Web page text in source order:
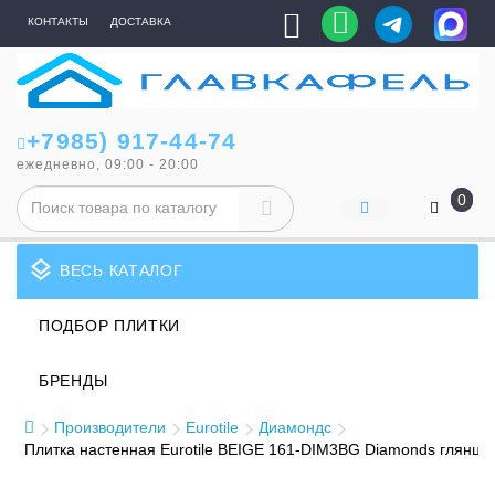
КОНТАКТЫ ДОСТАВКА
+7985) 917-44-74
ежедневно, 09:00 - 20:00
0
layers ВЕСЬ КАТАЛОГ
ПОДБОР ПЛИТКИ
БРЕНДЫ
Производители Eurotile
Диамондс
Плитка настенная Eurotile BEIGE 161-DIM3BG Diamonds